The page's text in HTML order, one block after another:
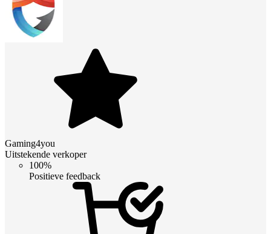
Gaming4you
Uitstekende verkoper
100%
Positieve feedback